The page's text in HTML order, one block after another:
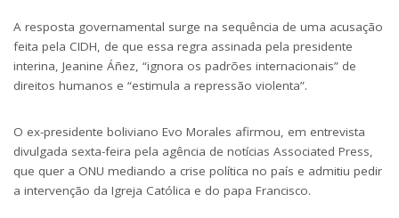
A resposta governamental surge na sequência de uma acusação
feita pela CIDH, de que essa regra assinada pela presidente
interina, Jeanine Áñez, “ignora os padrões internacionais” de
direitos humanos e “estimula a repressão violenta”.
O ex-presidente boliviano Evo Morales afirmou, em entrevista
divulgada sexta-feira pela agência de notícias Associated Press,
que quer a ONU mediando a crise política no país e admitiu pedir
a intervenção da Igreja Católica e do papa Francisco.